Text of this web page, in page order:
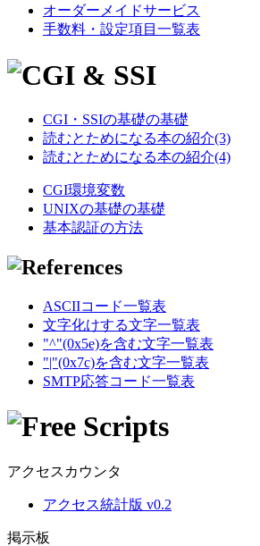
オーダーメイドサービス
手数料・設定項目一覧表
CGI・SSIの基礎の基礎
読むとためになる本の紹介(3)
読むとためになる本の紹介(4)
CGI環境変数
UNIXの基礎の基礎
基本認証の方法
ASCIIコード一覧表
文字化けする文字一覧表
"^"(0x5e)を含む文字一覧表
"|"(0x7c)を含む文字一覧表
SMTP応答コード一覧表
アクセスカウンタ
アクセス統計版 v0.2
掲示板